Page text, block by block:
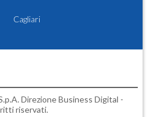
Cagliari
Direzione Business Digital -
riservati.